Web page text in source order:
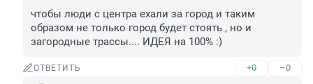
чтобы люди с центра ехали за город и таким
образом не только город будет стоять , но и
загородные трассы.... ИДЕЯ на 100% :)
ОТВЕТИТЬ +0 –0